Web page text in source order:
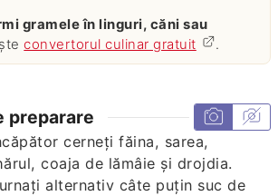
convertorul culinar gratuit .
preparare
cerneți făina, sarea,
coaja de lămâie și drojdia.
alternativ câte puțin suc de